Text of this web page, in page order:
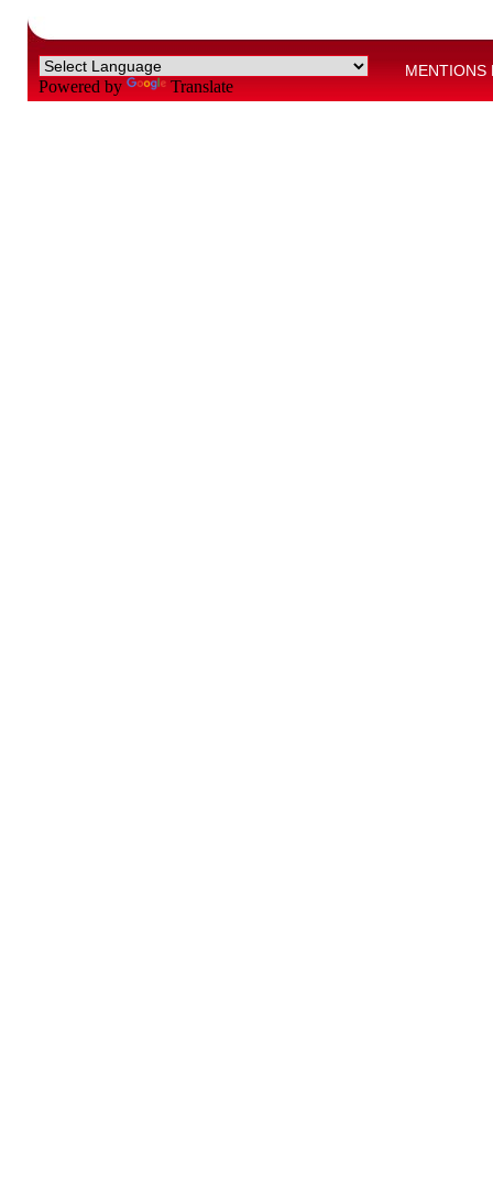
Powered by Translate
MENTIONS